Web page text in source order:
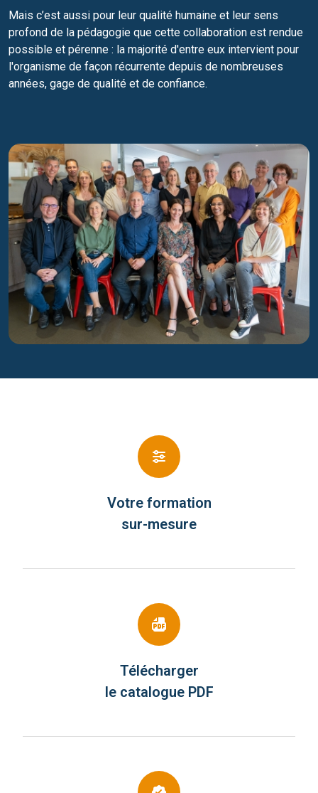
Mais c’est aussi pour leur qualité humaine et leur sens
profond de la pédagogie que cette collaboration est rendue
possible et pérenne : la majorité d'entre eux intervient pour
l'organisme de façon récurrente depuis de nombreuses
années, gage de qualité et de confiance.
Votre formation
sur-mesure
Télécharger
le catalogue PDF